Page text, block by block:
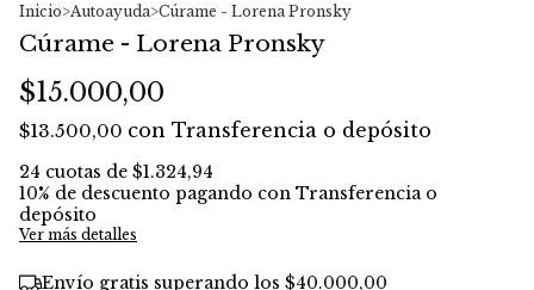
Inicio>Autoayuda>Cúrame - Lorena Pronsky
Cúrame - Lorena Pronsky
$15.000,00
$13.500,00 con Transferencia o depósito
24 cuotas de $1.324,94
10% de descuento pagando con Transferencia o
depósito
Ver más detalles
Envío gratis superando los $40.000,00